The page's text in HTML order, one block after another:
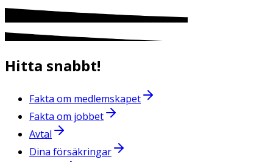
Hitta snabbt!
Fakta om medlemskapet
Fakta om jobbet
Avtal
Dina försäkringar